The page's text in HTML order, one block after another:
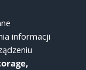
informacji